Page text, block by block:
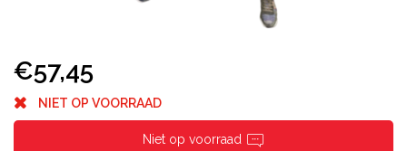
€57,45
NIET OP VOORRAAD
Niet op voorraad